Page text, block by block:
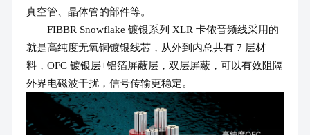
真空管、晶体管的部件等。
FIBBR Snowflake 镀银系列 XLR 卡侬音频线采用的
就是高纯度无氧铜镀银线芯，从外到内总共有 7 层材
料，OFC 镀银层+铝箔屏蔽层，双层屏蔽，可以有效阻隔
外界电磁波干扰，信号传输更稳定。